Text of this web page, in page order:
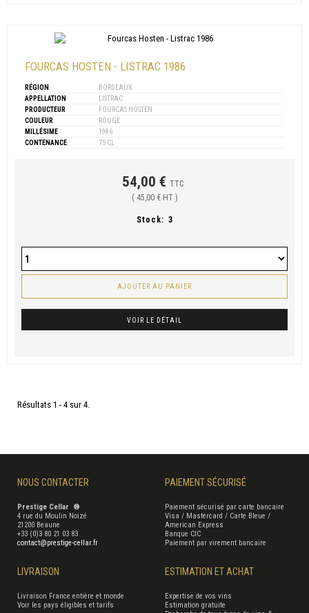
FOURCAS HOSTEN - LISTRAC 1986
RÉGION
BORDEAUX
APPELLATION
LISTRAC
PRODUCTEUR
FOURCAS HOSTEN
COULEUR
ROUGE
MILLÉSIME
1986
CONTENANCE
75 CL
54,00 € TTC
( 45,00 € HT )
Stock: 3
AJOUTER AU PANIER
VOIR LE DÉTAIL
Résultats 1 - 4 sur 4.
NOUS CONTACTER
Prestige Cellar ®
4 rue du Moulin Noizé
21200 Beaune
+33 (0)3 80 21 03 83
contact@prestige-cellar.fr
PAIEMENT SÉCURISÉ
Paiement sécurisé par carte bancaire
Visa / Mastercard / Carte Bleue /
American Express
Banque CIC
Paiement par virement bancaire
LIVRAISON
Livraison France entière et monde
Voir les pays éligibles et tarifs
ESTIMATION ET ACHAT
Expertise de vos vins
Estimation gratuite